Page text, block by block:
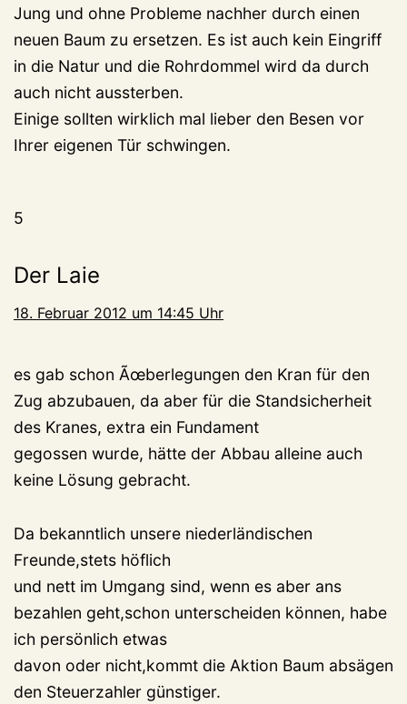
Jung und ohne Probleme nachher durch einen
neuen Baum zu ersetzen. Es ist auch kein Eingriff
in die Natur und die Rohrdommel wird da durch
auch nicht aussterben.
Einige sollten wirklich mal lieber den Besen vor
Ihrer eigenen Tür schwingen.
5
Der Laie
18. Februar 2012 um 14:45 Uhr
es gab schon Ãœberlegungen den Kran für den
Zug abzubauen, da aber für die Standsicherheit
des Kranes, extra ein Fundament
gegossen wurde, hätte der Abbau alleine auch
keine Lösung gebracht.
Da bekanntlich unsere niederländischen
Freunde,stets höflich
und nett im Umgang sind, wenn es aber ans
bezahlen geht,schon unterscheiden können, habe
ich persönlich etwas
davon oder nicht,kommt die Aktion Baum absägen
den Steuerzahler günstiger.